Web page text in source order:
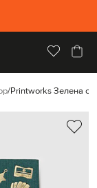
Printworks Зелена